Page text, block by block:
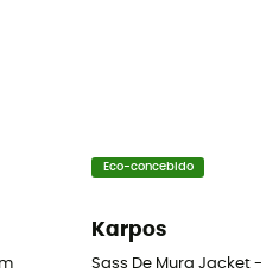
Eco-concebido
Karpos
Sass De Mura Jacket